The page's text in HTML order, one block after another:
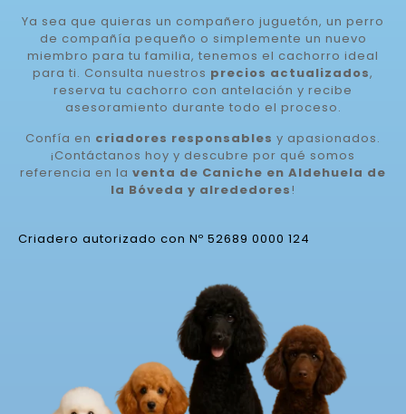
Ya sea que quieras un compañero juguetón, un perro
de compañía pequeño o simplemente un nuevo
miembro para tu familia, tenemos el cachorro ideal
para ti. Consulta nuestros precios actualizados,
reserva tu cachorro con antelación y recibe
asesoramiento durante todo el proceso.
Confía en criadores responsables y apasionados.
¡Contáctanos hoy y descubre por qué somos
referencia en la venta de Caniche en Aldehuela de
la Bóveda y alrededores!
Criadero autorizado con Nº 52689 0000 124